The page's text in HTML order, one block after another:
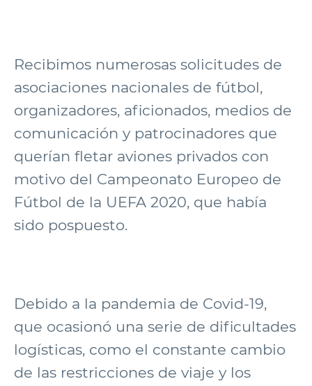
Recibimos numerosas solicitudes de
asociaciones nacionales de fútbol,
organizadores, aficionados, medios de
comunicación y patrocinadores que
querían fletar aviones privados con
motivo del Campeonato Europeo de
Fútbol de la UEFA 2020, que había
sido pospuesto.
Debido a la pandemia de Covid-19,
que ocasionó una serie de dificultades
logísticas, como el constante cambio
de las restricciones de viaje y los